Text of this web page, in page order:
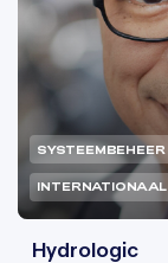
SYSTEEMBEHEER
INTERNATIONAAL
Hydrologic